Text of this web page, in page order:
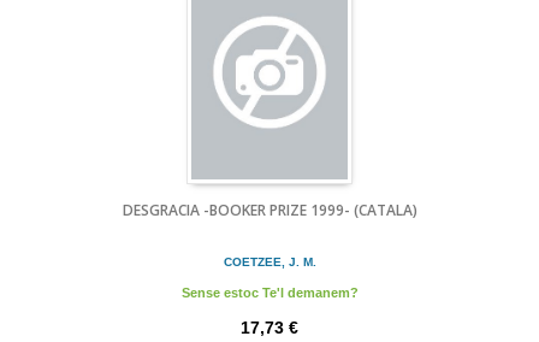
DESGRACIA -BOOKER PRIZE 1999- (CATALA)
COETZEE, J. M.
Sense estoc Te'l demanem?
17,73 €